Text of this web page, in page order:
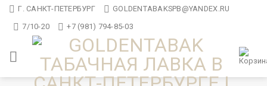
Skip Г. САНКТ-ПЕТЕРБУРГ
GOLDENTABAKSPB@YANDEX.RU
7/10-20
+7 (981) 794-85-03